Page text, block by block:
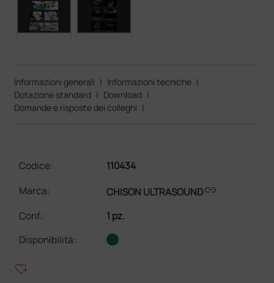
Informazioni generali | Informazioni tecniche |
Dotazione standard | Download |
Domande e risposte dei colleghi |
Codice:
110434
Marca:
CHISON ULTRASOUNDlink
Conf.:
1 pz.
Disponibilità:
heart_plus